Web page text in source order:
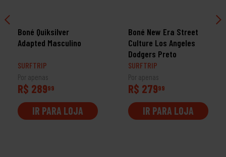
Boné Quiksilver
Adapted Masculino
SURFTRIP
Por apenas
R$ 28999
IR PARA LOJA
Boné New Era Street
Culture Los Angeles
Dodgers Preto
SURFTRIP
Por apenas
R$ 27999
IR PARA LOJA